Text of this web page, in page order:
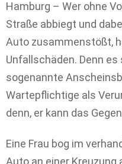
Hamburg – Wer ohne
Straße abbiegt und
Auto zusammenstößt,
Unfallschäden. Denn
sogenannte
Wartepflichtige als
denn, er kann das
Eine Frau bog im
Auto an einer Kreuzung